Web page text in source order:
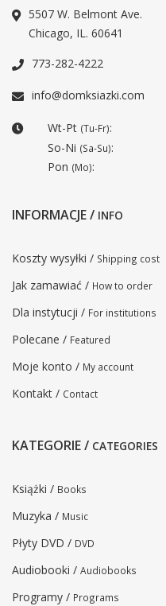
5507 W. Belmont Ave.
Chicago, IL. 60641
773-282-4222
info@domksiazki.com
Wt-Pt (Tu-Fr):
So-Ni (Sa-Su):
Pon (Mo):
INFORMACJE / INFO
Koszty wysyłki / Shipping cost
Jak zamawiać / How to order
Dla instytucji / For institutions
Polecane / Featured
Moje konto / My account
Kontakt / Contact
KATEGORIE / CATEGORIES
Książki / Books
Muzyka / Music
Płyty DVD / DVD
Audiobooki / Audiobooks
Programy / Programs